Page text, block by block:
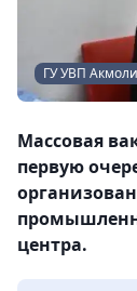
ГУ УВП
Массовая
первую
центра.